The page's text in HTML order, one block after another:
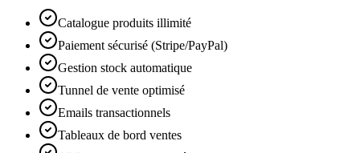
Catalogue produits illimité
Paiement sécurisé (Stripe/PayPal)
Gestion stock automatique
Tunnel de vente optimisé
Emails transactionnels
Tableaux de bord ventes